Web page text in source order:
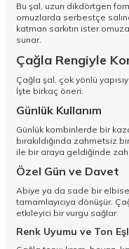
Bu şal, uzun dikdörtgen
omuzlarda serbestçe
katman sarkıtın ister
sunar.
Çağla Rengiyle
Çağla şal, çok yönlü
İşte birkaç öneri:
Günlük Kullanım
Günlük kombinlerde bir
bırakıldığında zahmetsiz
ile bir araya geldiğinde
Özel Gün ve Davet
Abiye ya da sade bir
tamamlayıcıya dönüşür.
etkileyici bir vurgu sağlar.
Renk Uyumu ve Ton